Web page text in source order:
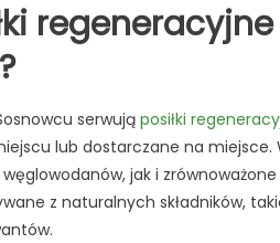
serwująposiłki
lub dostarczane na miejsce.
jak i
z naturalnych składników,